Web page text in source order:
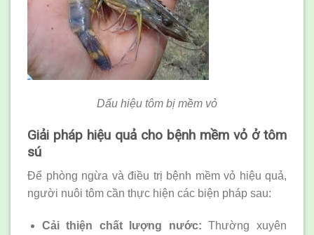
Dấu hiệu tôm bị mềm vỏ
Giải pháp hiệu quả cho bệnh mềm vỏ ở tôm
sú
Để phòng ngừa và điều trị bệnh mềm vỏ hiệu quả,
người nuôi tôm cần thực hiện các biện pháp sau:
Cải thiện chất lượng nước: Thường xuyên